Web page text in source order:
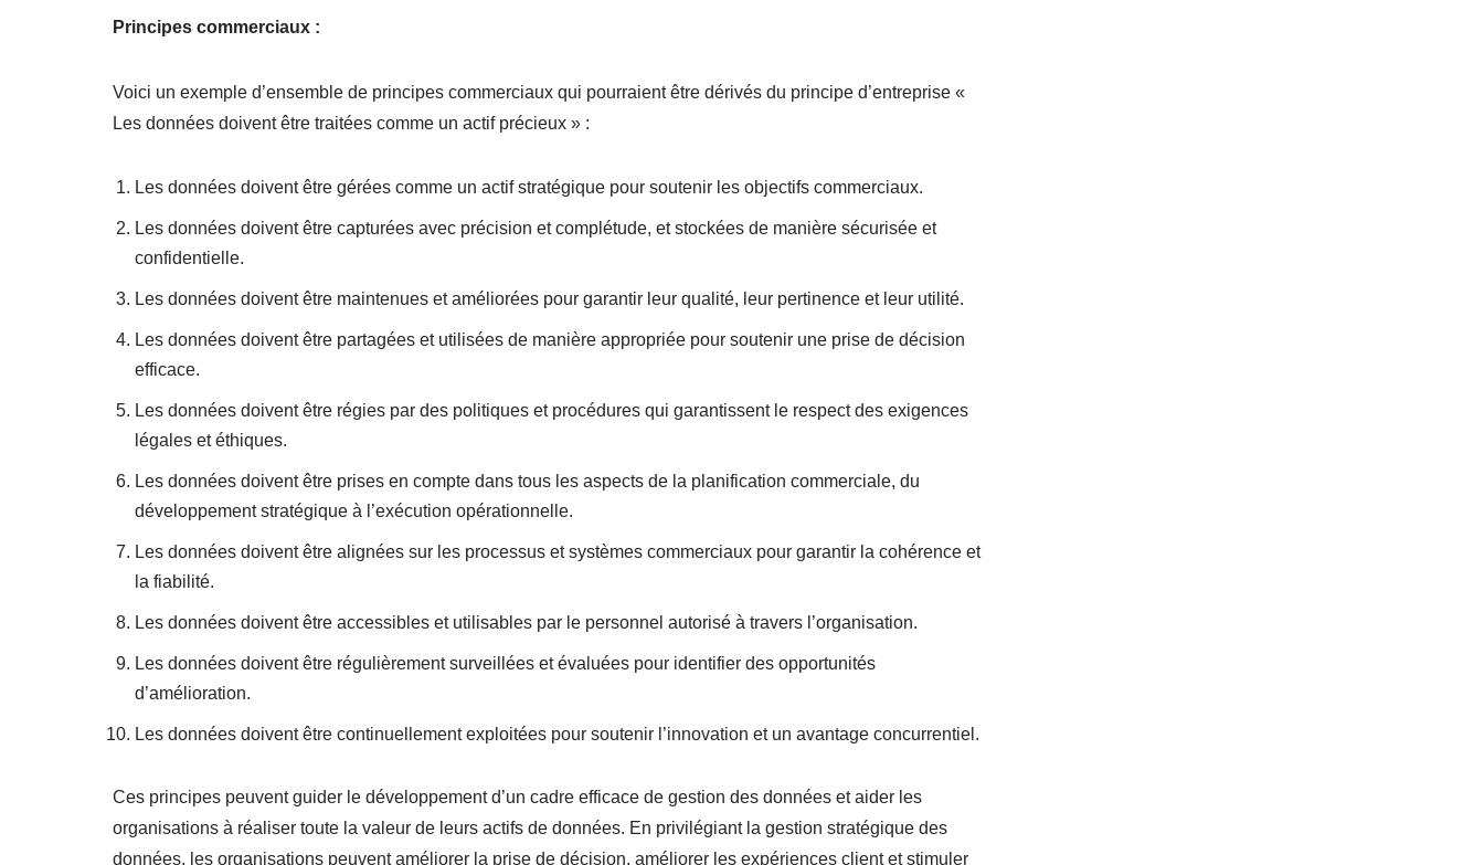
Principes commerciaux :
Voici un exemple d’ensemble de principes commerciaux qui pourraient être dérivés du principe d’entreprise «
Les données doivent être traitées comme un actif précieux » :
Les données doivent être gérées comme un actif stratégique pour soutenir les objectifs commerciaux.
Les données doivent être capturées avec précision et complétude, et stockées de manière sécurisée et
confidentielle.
Les données doivent être maintenues et améliorées pour garantir leur qualité, leur pertinence et leur utilité.
Les données doivent être partagées et utilisées de manière appropriée pour soutenir une prise de décision
efficace.
Les données doivent être régies par des politiques et procédures qui garantissent le respect des exigences
légales et éthiques.
Les données doivent être prises en compte dans tous les aspects de la planification commerciale, du
développement stratégique à l’exécution opérationnelle.
Les données doivent être alignées sur les processus et systèmes commerciaux pour garantir la cohérence et
la fiabilité.
Les données doivent être accessibles et utilisables par le personnel autorisé à travers l’organisation.
Les données doivent être régulièrement surveillées et évaluées pour identifier des opportunités
d’amélioration.
Les données doivent être continuellement exploitées pour soutenir l’innovation et un avantage concurrentiel.
Ces principes peuvent guider le développement d’un cadre efficace de gestion des données et aider les
organisations à réaliser toute la valeur de leurs actifs de données. En privilégiant la gestion stratégique des
données, les organisations peuvent améliorer la prise de décision, améliorer les expériences client et stimuler